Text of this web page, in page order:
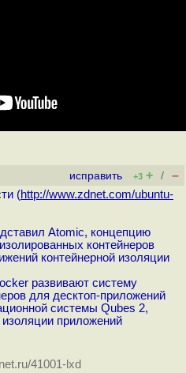
исправить +3 + / –
(http://www.zdnet.com/ubuntu-
Atomic, концепцию
контейнеров
контейнерной изоляции
развивают систему
для десктоп-приложений
системы Qubes 2,
приложений
41001-lxd